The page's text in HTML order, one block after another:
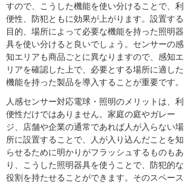
すので、こうした機能を使い分けることで、利
便性、防犯ともに効果が上がります。設置する
目的、場所によって必要な機能を持った照明器
具を使い分けると良いでしょう。センサーの感
知エリアも商品ごとに異なりますので、感知エ
リアを確認した上で、必要とする場所に適した
機能を持った製品を導入することが重要です。
人感センサー対応電球・照明のメリットは、利
便性だけではありません。家庭の庭やガレー
ジ、店舗や企業の通常であれば人が入らない場
所に設置することで、人が入り込んだことを知
らせるために明かりがフラッシュするものもあ
り、こうした照明器具を使うことで、防犯的な
役割を持たせることができます。そのスペース